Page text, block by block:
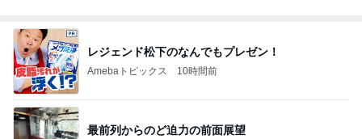
お寿司屋さんでの10人での食事会
Amebaトピックス 1日前